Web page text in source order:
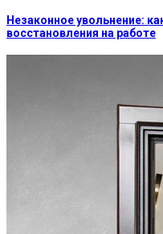
Незаконное увольнение:
восстановления на работе